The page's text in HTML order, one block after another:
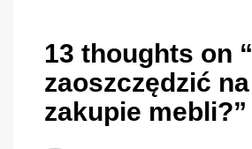
13 thoughts on “
zaoszczędzić na
zakupie mebli?”